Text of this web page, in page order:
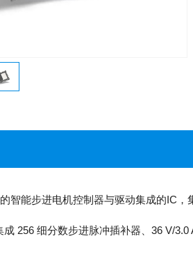
智能步进电机控制器与驱动集成的IC
256 细分数步进脉冲插补器、36 V/